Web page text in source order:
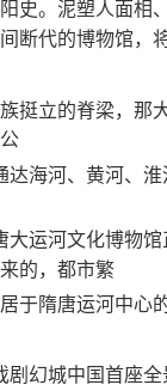
史。泥塑人面相
断代的博物馆，
挺立的脊梁，那
公
达海河、黄河、
大运河文化博物
的，都市繁
于隋唐运河中心
剧幻城中国首座